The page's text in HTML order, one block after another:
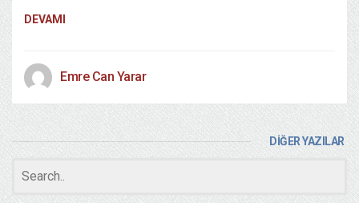
DEVAMI
Emre Can Yarar
DİĞER YAZILAR